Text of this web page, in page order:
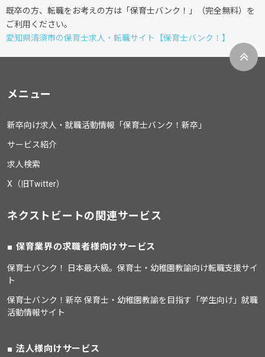
既卒の方、転職をお考えの方は「保育士バンク！」（完全無料）を
ご利用ください。
愛知県清須市の保育士求人・転職サイト【保育士バンク！】
メニュー
新卒向け求人・就職活動情報「保育士バンク！新卒」
サービス紹介
求人検索
X（旧Twitter）
ネクストビートの関連サービス
保育業界の求職者様向けサービス
保育士バンク！ 日本最大級。保育士・幼稚園教諭向け転職支援サイ
ト
保育士バンク！新卒 保育士・幼稚園教諭を目指す「学生向け」就職
活動情報サイト
法人様向けサービス